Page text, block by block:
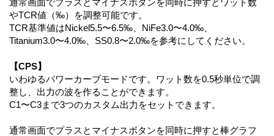
やTCR値（‰）を調整可能です。
TCR基準値はNickel5.5〜6.5‰、NiFe3.0〜4.0‰、
Titanium3.0〜4.0‰、SS0.8〜2.0‰を参考にしてください。
【CPS】
いわゆるパワーカーブモードです。ワット数を0.5秒単位で調
整し、出力の波を作ることができます。
C1〜C3まで3つのカスタム出力をセットできます。
通常画面でプラスとマイナスボタンを同時に押すと棒グラフ